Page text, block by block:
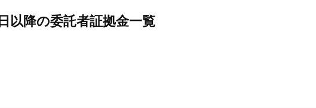
以降の委託者証拠金一覧